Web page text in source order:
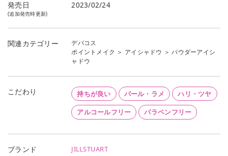
発売日
(追加発売時更新)
2023/02/24
関連カテゴリー
デパコス
ポイントメイク ＞ アイシャドウ ＞パウダーアイシ
ャドウ
こだわり 持ちが良い パール・ラメ ハリ・ツヤ
アルコールフリー パラベンフリー
ブランド JILLSTUART